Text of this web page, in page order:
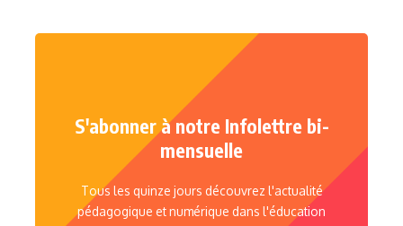
S'abonner à notre Infolettre bi-
mensuelle
Tous les quinze jours découvrez l'actualité
pédagogique et numérique dans l'éducation